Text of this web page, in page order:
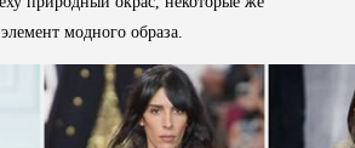
модного образа.